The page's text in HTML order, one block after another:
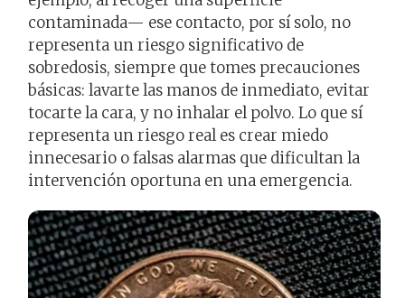
contaminada— ese contacto, por sí solo, no
representa un riesgo significativo de
sobredosis, siempre que tomes precauciones
básicas: lavarte las manos de inmediato, evitar
tocarte la cara, y no inhalar el polvo. Lo que sí
representa un riesgo real es crear miedo
innecesario o falsas alarmas que dificultan la
intervención oportuna en una emergencia.